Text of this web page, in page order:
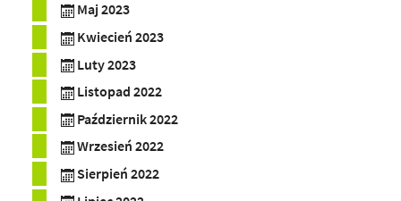
Maj 2023
Kwiecień 2023
Luty 2023
Listopad 2022
Październik 2022
Wrzesień 2022
Sierpień 2022